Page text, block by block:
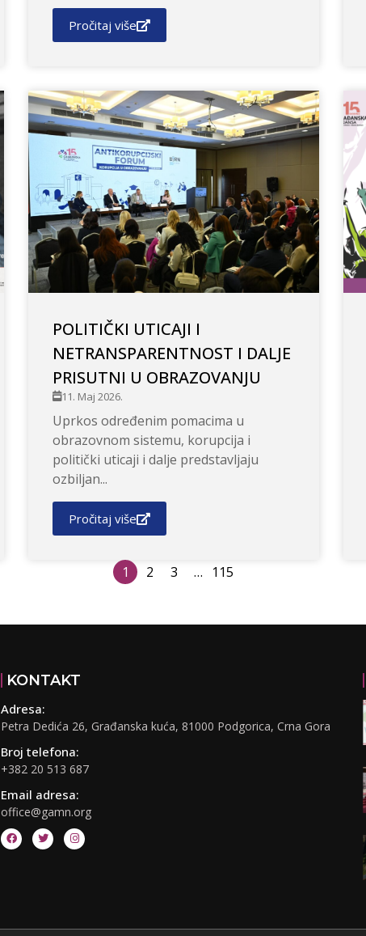
Pročitaj više
POLITIČKI UTICAJI I
NETRANSPARENTNOST I DALJE
PRISUTNI U OBRAZOVANJU
11. Maj 2026.
Uprkos određenim pomacima u
obrazovnom sistemu, korupcija i
politički uticaji i dalje predstavljaju
ozbiljan...
Pročitaj više
1 2 3 … 115
KONTAKT
Adresa:
Petra Dedića 26, Građanska kuća, 81000 Podgorica, Crna Gora
Broj telefona:
+382 20 513 687
Email adresa:
office@gamn.org